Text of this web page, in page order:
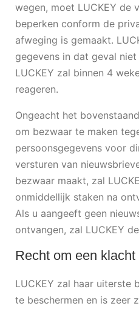
wegen, moet LUCKEY de
beperken conform de
afweging is gemaakt.
gegevens in dat geval
LUCKEY zal binnen 4
reageren.
Ongeacht het
om bezwaar te maken
persoonsgegevens voor
versturen van
bezwaar maakt, zal
onmiddellijk staken na
Als u aangeeft geen
ontvangen, zal LUCKEY
Recht om een
LUCKEY zal haar uiterste
te beschermen en is zeer